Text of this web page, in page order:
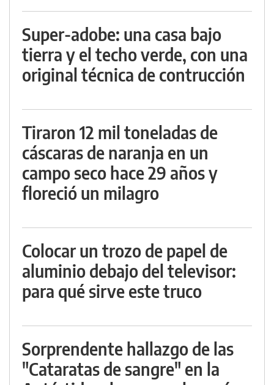
Super-adobe: una casa bajo
tierra y el techo verde, con una
original técnica de contrucción
Tiraron 12 mil toneladas de
cáscaras de naranja en un
campo seco hace 29 años y
floreció un milagro
Colocar un trozo de papel de
aluminio debajo del televisor:
para qué sirve este truco
Sorprendente hallazgo de las
"Cataratas de sangre" en la